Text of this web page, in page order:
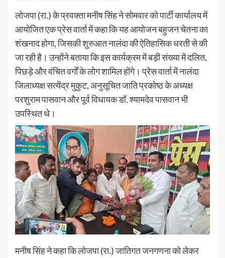
लोजपा (रा.) के प्रवक्ता मनीष सिंह ने सोमवार को पार्टी कार्यालय में
आयोजित एक प्रेस वार्ता में कहा कि यह आयोजन बहुजन चेतना का
शंखनाद होगा, जिसकी शुरुआत नालंदा की ऐतिहासिक धरती से की
जा रही है। उन्होंने बताया कि इस कार्यक्रम में बड़ी संख्या में दलित,
पिछड़े और वंचित वर्गों के लोग शामिल होंगे। प्रेस वार्ता में नालंदा
जिलाध्यक्ष सत्येंद्र मुकुट, अनुसूचित जाति प्रकोष्ठ के अध्यक्ष
परशुराम पासवान और पूर्व विधायक डॉ. श्यामदेव पासवान भी
उपस्थित थे।
मनीष सिंह ने कहा कि लोजपा (रा.) जातिगत जनगणना को लेकर